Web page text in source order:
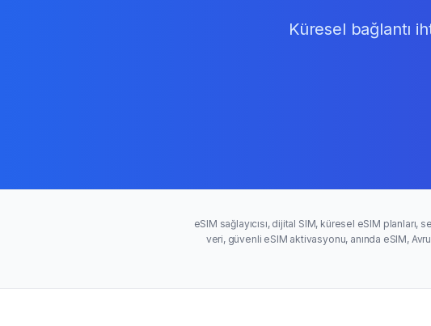
Küresel bağlantı
eSIM sağlayıcısı, dijital SIM, küresel eSIM
veri, güvenli eSIM aktivasyonu, anında eSIM,